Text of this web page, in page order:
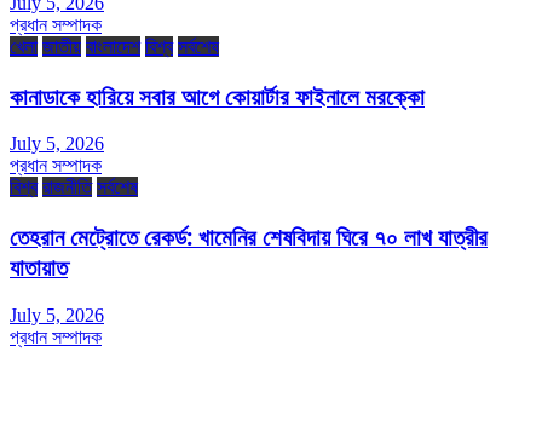
প্রধান সম্পাদক
খেলা জাতীয় বাংলাদেশ বিশ্ব সর্বশেষ
কানাডাকে হারিয়ে সবার আগে কোয়ার্টার ফাইনালে মরক্কো
July 5, 2026
প্রধান সম্পাদক
বিশ্ব রাজনীতি সর্বশেষ
তেহরান মেট্রোতে রেকর্ড: খামেনির শেষবিদায় ঘিরে ৭০ লাখ যাত্রীর
যাতায়াত
July 5, 2026
প্রধান সম্পাদক